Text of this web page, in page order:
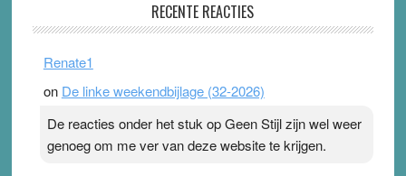
Ward van Beek
topsporters. Ze hopen ermee hun hartslag te verlagen
terwijl ze meer zuurstof opnemen. Daarop heeft zo’n
ademen’ kan goud waard zijn. Door…Lees meer
Pleisterplakkers in de topspsort ›[...]
RECENTE REACTIES
Renate1
on De linke weekendbijlage (32-2026)
De reacties onder het stuk op Geen Stijl zijn wel weer
genoeg om me ver van deze website te krijgen.